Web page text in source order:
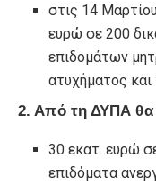
στις 14
ευρώ σε 200
επιδομάτων
ατυχήματος και
2. Από τη ΔΥΠΑ θα
30 εκατ. ευρώ
επιδόματα